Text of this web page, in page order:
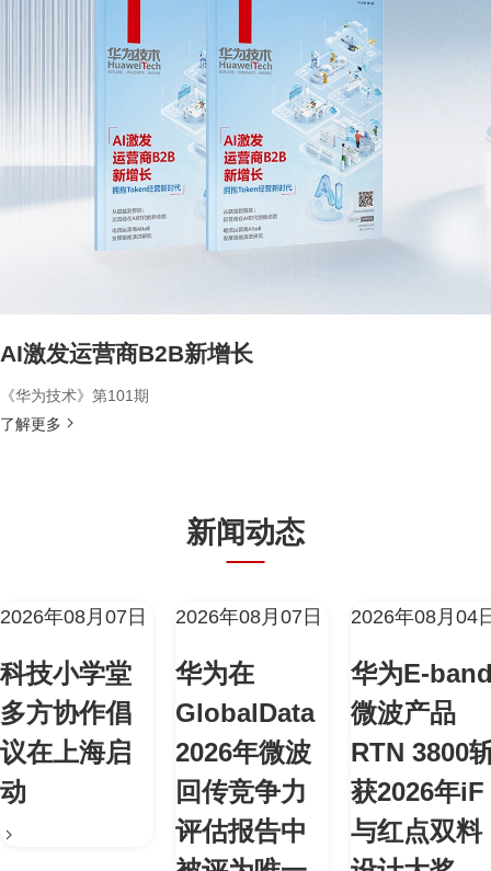
AI激发运营商B2B新增长
《华为技术》第101期
了解更多
新闻动态
2026年08月07日
科技小学堂
多方协作倡
议在上海启
动
2026年08月07日
华为在
GlobalData
2026年微波
回传竞争力
评估报告中
2026年08月04
华为E-
微波产品
RTN 3800
获2026年iF
与红点双料